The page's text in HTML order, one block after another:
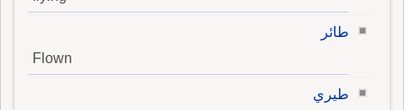
طائر
Flown
طيري